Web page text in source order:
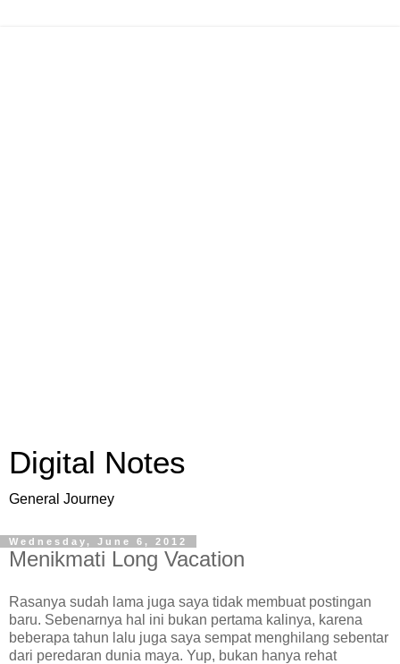
Digital Notes
General Journey
Wednesday, June 6, 2012
Menikmati Long Vacation
Rasanya sudah lama juga saya tidak membuat postingan
baru. Sebenarnya hal ini bukan pertama kalinya, karena
beberapa tahun lalu juga saya sempat menghilang sebentar
dari peredaran dunia maya. Yup, bukan hanya rehat